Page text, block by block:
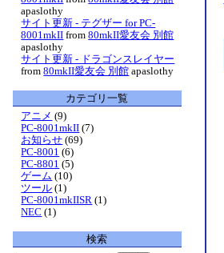
apaslothy
サイト更新 - テグザー for PC-
8001mkII from 80mkII愛友会 別館
apaslothy
サイト更新 - ドラゴンスレイヤー
from 80mkII愛友会 別館 apaslothy
カテゴリ一覧
アニメ (9)
PC-8001mkII (7)
お知らせ (69)
PC-8001 (6)
PC-8801 (5)
ゲーム (10)
ツール (1)
PC-8001mkIISR (1)
NEC (1)
検索